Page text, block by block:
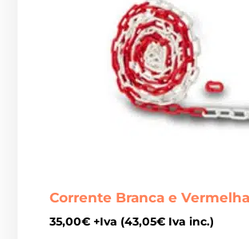
Corrente Branca e Vermelha
35,00€ +Iva (43,05€ Iva inc.)